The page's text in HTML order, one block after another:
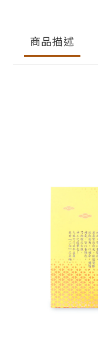
商品描述